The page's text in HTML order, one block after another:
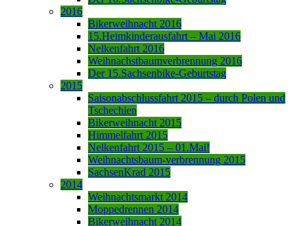
2016
Bikerweihnacht 2016
15.Heimkinderausfahrt – Mai 2016
Nelkenfahrt 2016
Weihnachstbaumverbrennung 2016
Der 15.Sachsenbike-Geburtstag
2015
Saisonabschlussfahrt 2015 – durch Polen und
Tschechien
Bikerweihnacht 2015
Himmelfahrt 2015
Nelkenfahrt 2015 – 01.Mai!
Weihnachtsbaum-verbrennung 2015
SachsenKrad 2015
2014
Weihnachtsmarkt 2014
Moppedrennen 2014
Bikerweihnacht 2014